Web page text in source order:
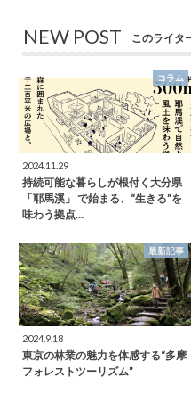
NEW POST このライタ
コラム
2024.11.29
持続可能な暮らしが根付く大分県
「耶馬溪」 で始まる、“生きる”を
味わう拠点…
最新記事
2024.9.18
東京の林業の魅力を体感する“多摩
フォレストツーリズム”